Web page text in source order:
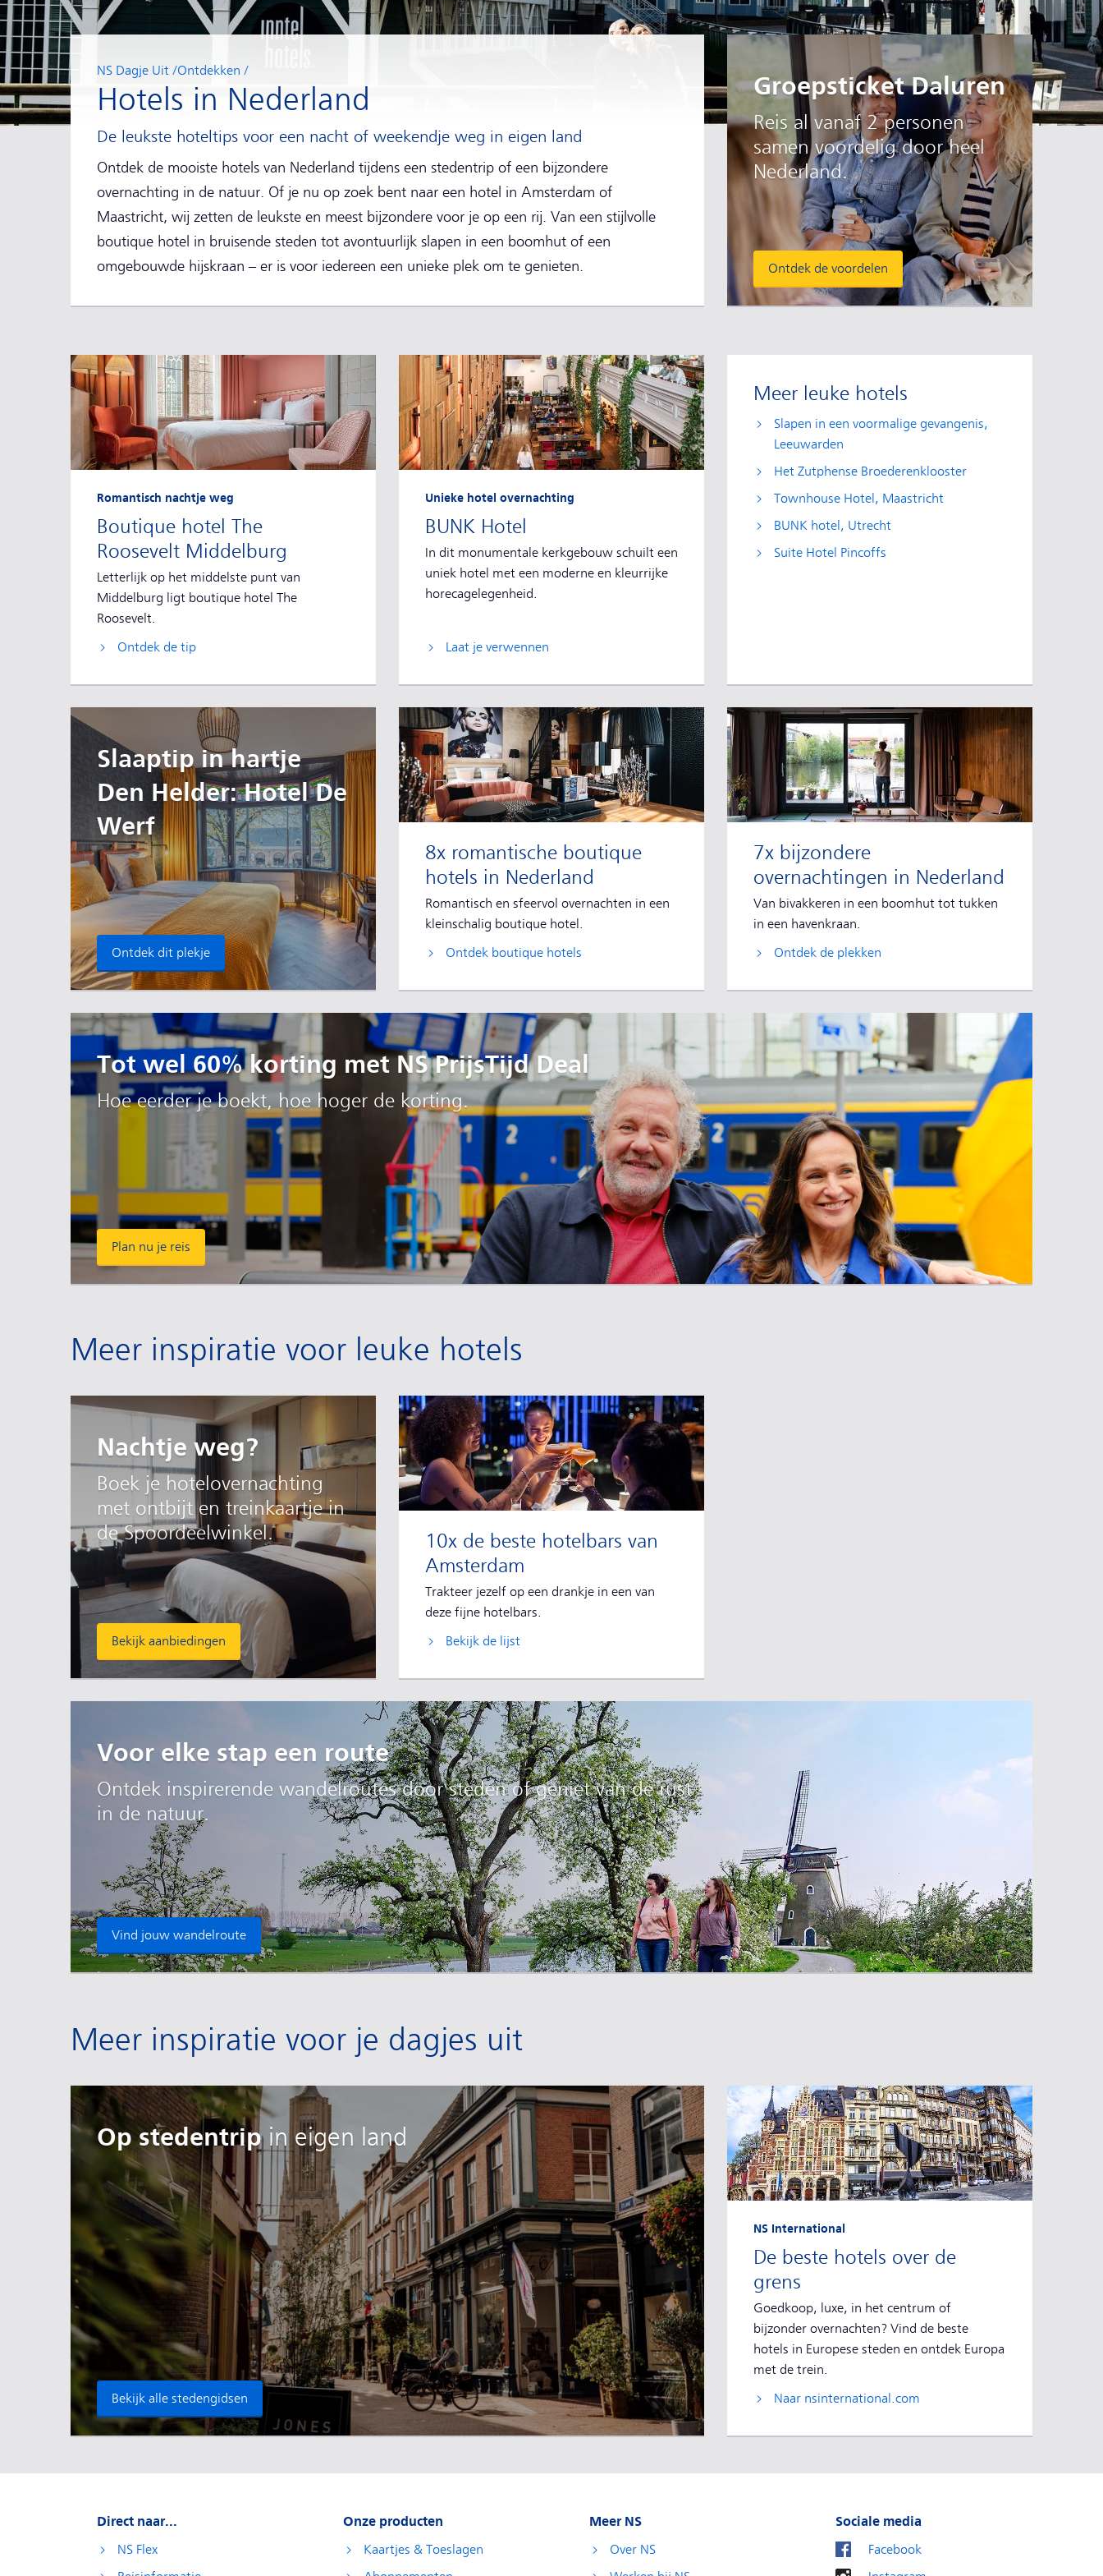
NS Dagje Uit Ontdekken
Hotels in Nederland
De leukste hoteltips voor een nacht of weekendje weg in eigen land
Ontdek de mooiste hotels van Nederland tijdens een stedentrip of een bijzondere
overnachting in de natuur. Of je nu op zoek bent naar een hotel in Amsterdam of
Maastricht, wij zetten de leukste en meest bijzondere voor je op een rij. Van een stijlvolle
boutique hotel in bruisende steden tot avontuurlijk slapen in een boomhut of een
omgebouwde hijskraan – er is voor iedereen een unieke plek om te genieten.
Groepsticket Daluren
Reis al vanaf 2 personen
samen voordelig door heel
Nederland.
Ontdek de voordelen
Boutique hotel The
Roosevelt Middelburg
Romantisch nachtje weg
Letterlijk op het middelste punt van
Middelburg ligt boutique hotel The
Roosevelt.
Ontdek de tip
BUNK Hotel
Unieke hotel overnachting
In dit monumentale kerkgebouw schuilt een
uniek hotel met een moderne en kleurrijke
horecagelegenheid.
Laat je verwennen
Meer leuke hotels
Slapen in een voormalige gevangenis,
Leeuwarden
Het Zutphense Broederenklooster
Townhouse Hotel, Maastricht
BUNK hotel, Utrecht
Suite Hotel Pincoffs
Slaaptip in hartje
Den Helder: Hotel De
Werf
Ontdek dit plekje
8x romantische boutique
hotels in Nederland
Romantisch en sfeervol overnachten in een
kleinschalig boutique hotel.
Ontdek boutique hotels
7x bijzondere
overnachtingen in Nederland
Van bivakkeren in een boomhut tot tukken
in een havenkraan.
Ontdek de plekken
Tot wel 60% korting met NS PrijsTijd Deal
Hoe eerder je boekt, hoe hoger de korting.
Plan nu je reis
Meer inspiratie voor leuke hotels
Nachtje weg?
Boek je hotelovernachting
met ontbijt en treinkaartje in
de Spoordeelwinkel.
Bekijk aanbiedingen
10x de beste hotelbars van
Amsterdam
Trakteer jezelf op een drankje in een van
deze fijne hotelbars.
Bekijk de lijst
Voor elke stap een route
Ontdek inspirerende wandelroutes door steden of geniet van de rust
in de natuur.
Vind jouw wandelroute
Meer inspiratie voor je dagjes uit
Op stedentrip in eigen land
Bekijk alle stedengidsen
De beste hotels over de
grens
NS International
Goedkoop, luxe, in het centrum of
bijzonder overnachten? Vind de beste
hotels in Europese steden en ontdek Europa
met de trein.
Naar nsinternational.com
Direct naar...
NS Flex
Onze producten
Kaartjes & Toeslagen
Meer NS
Over NS
Sociale media
Facebook